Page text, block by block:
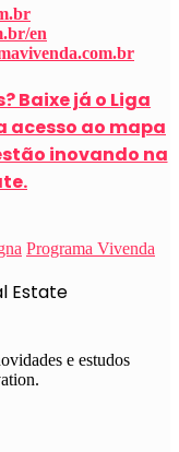
en
Baixe já o Liga
acesso ao mapa
inovando na
Programa Vivenda
Estate
e estudos